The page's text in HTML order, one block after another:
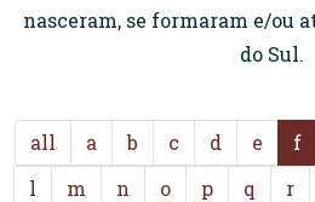
nasceram, se formaram e/ou
do Sul.
all a b c d e f
l
m n o p q r